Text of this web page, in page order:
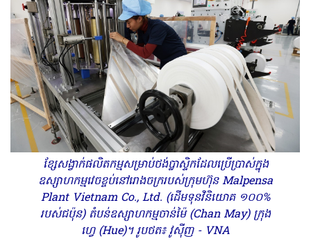
ខ្សែសង្វាក់ផលិតកម្មសម្រាប់ថង់ប្លាស្ទិកដែលប្រើប្រាស់ក្នុង
ឧស្សាហកម្មវេចខ្ចប់នៅរោងចក្ររបស់ក្រុមហ៊ុន Malpensa
Plant Vietnam Co., Ltd. (ដើមទុនវិនិយោគ ១០០%
របស់ជប៉ុន) តំបន់ឧស្សាហកម្មចាន់ម៉ៃ (Chan May) ក្រុង
ហ្វេ (Hue)។ រូបថត៖ វូស៊ីញ - VNA